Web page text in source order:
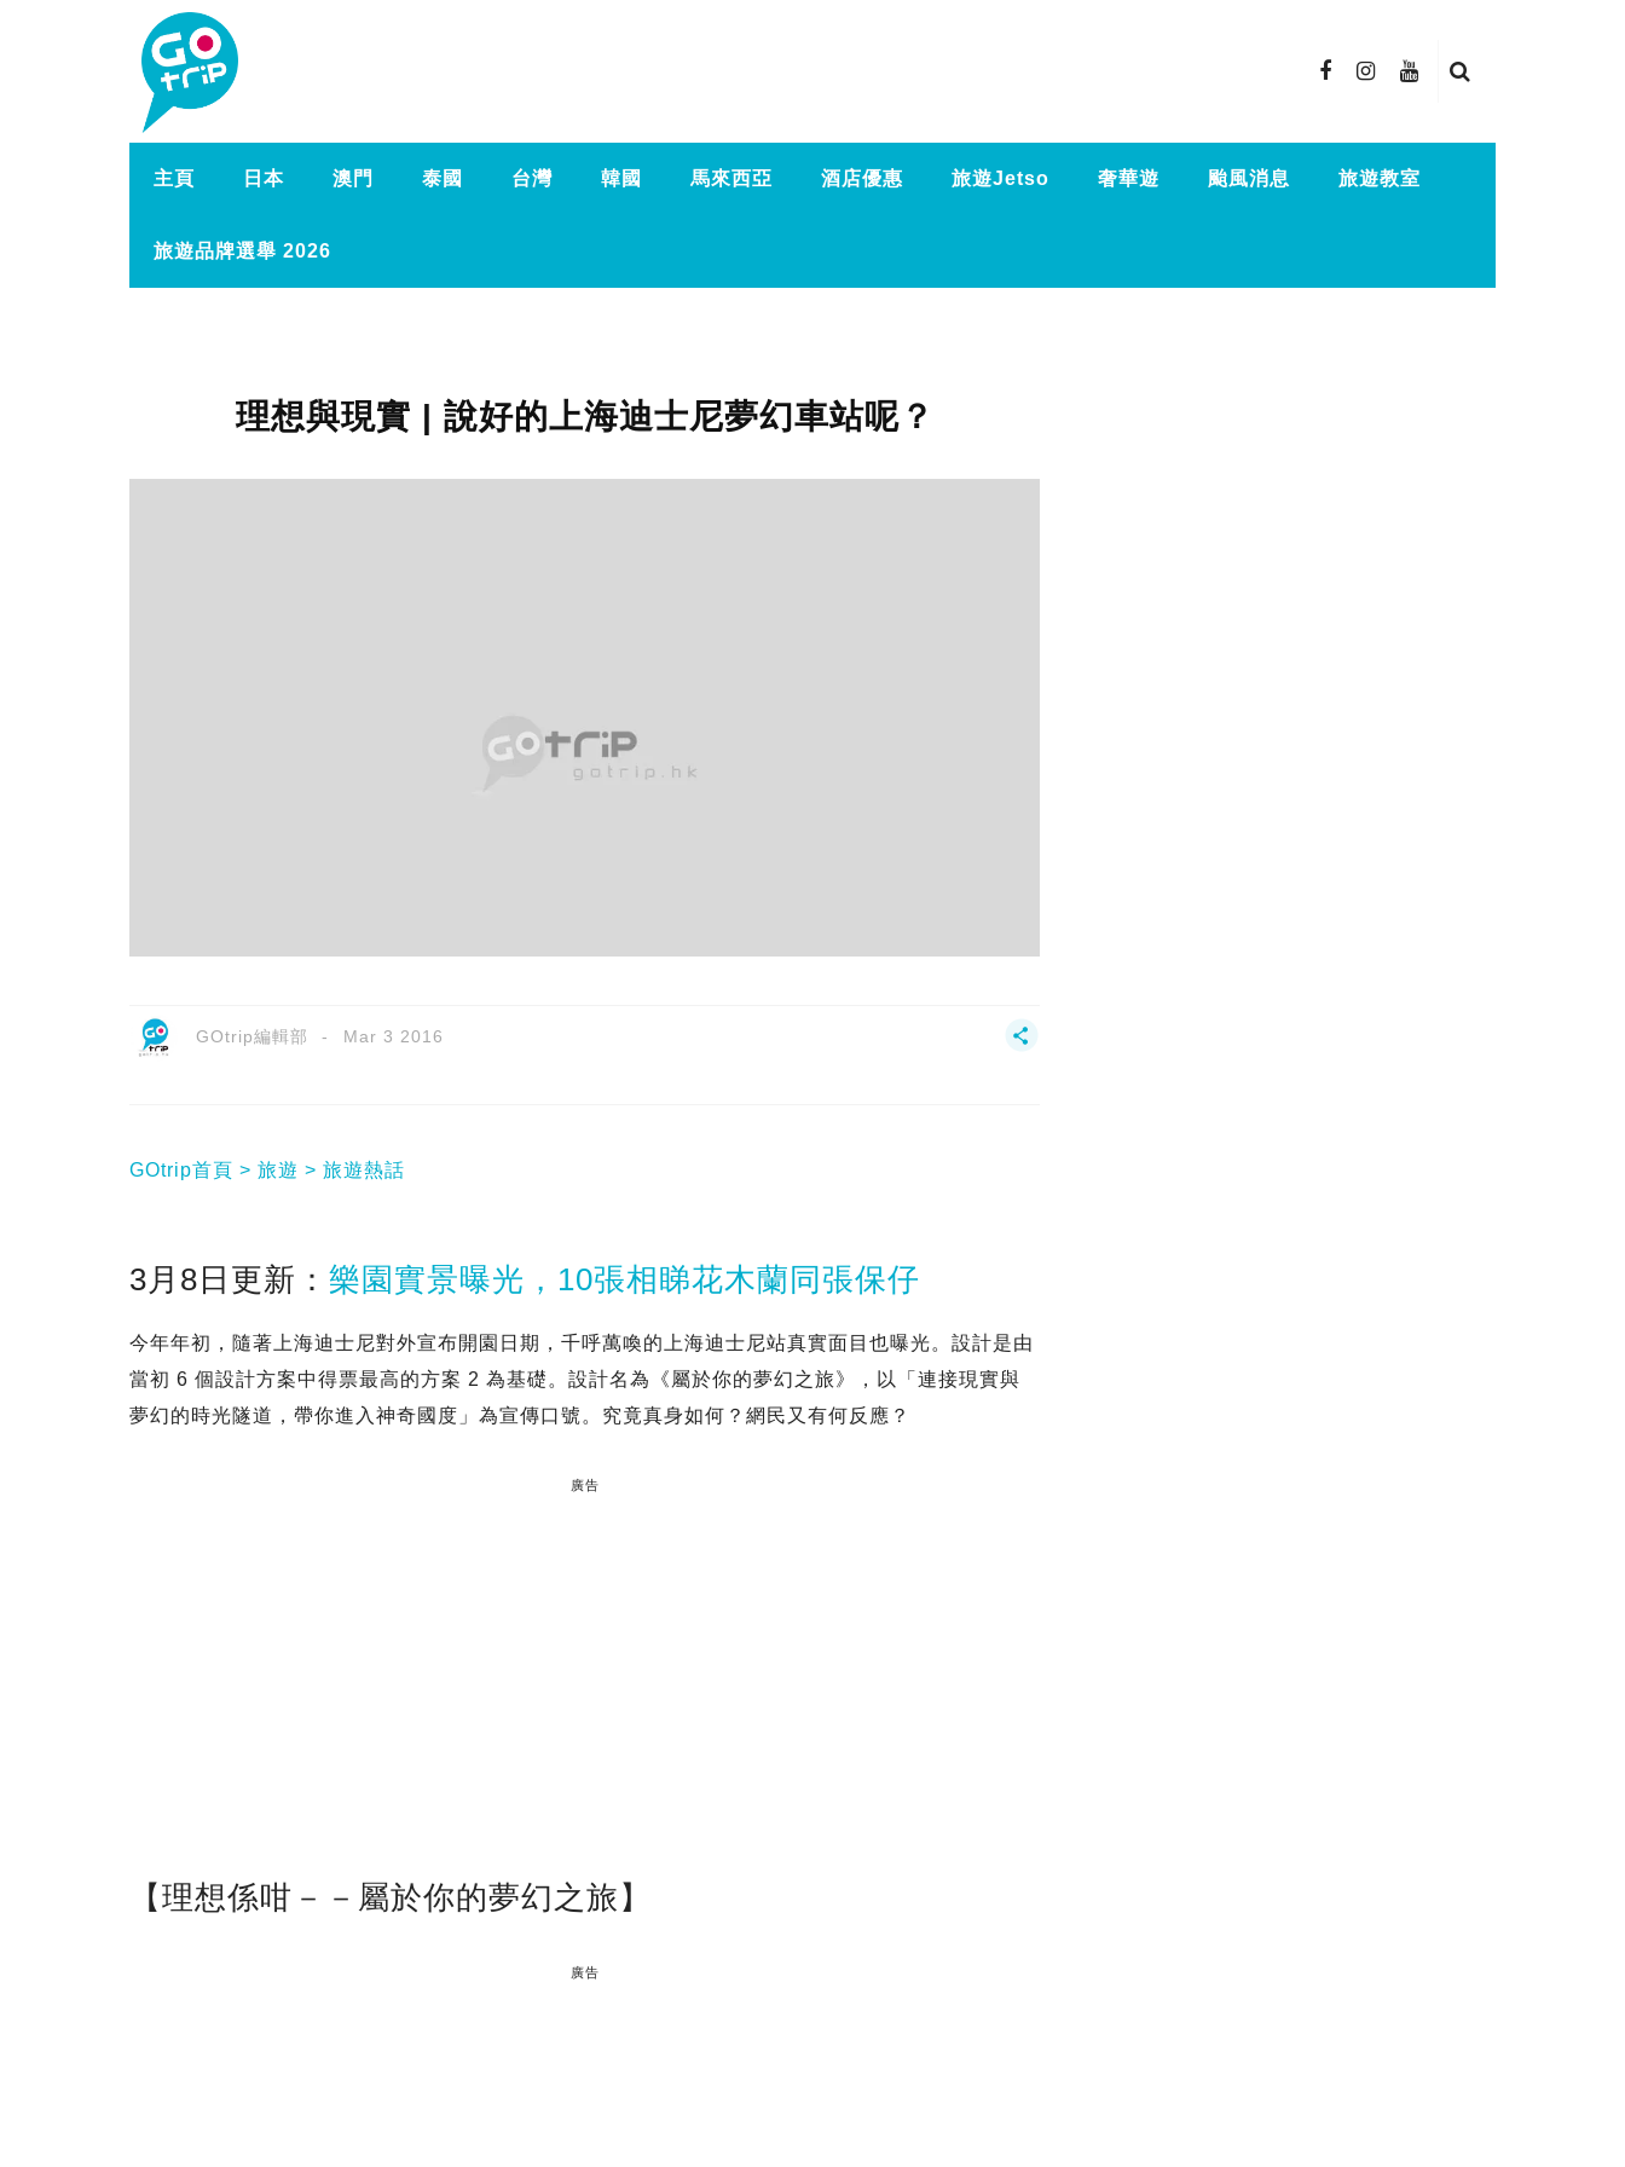
主頁 日本 澳門 泰國 台灣 韓國 馬來西亞 酒店優惠 旅遊Jetso 奢華遊 颱風消息 旅遊教室
旅遊品牌選舉 2026
理想與現實 | 說好的上海迪士尼夢幻車站呢？
GOtrip編輯部 Mar 3 2016
GOtrip首頁 旅遊 旅遊熱話
3月8日更新： 樂園實景曝光，10張相睇花木蘭同張保仔
今年年初，隨著上海迪士尼對外宣布開園日期，千呼萬喚的上海迪士尼站真實面目也曝光。設計是由
當初 6 個設計方案中得票最高的方案 2 為基礎。設計名為《屬於你的夢幻之旅》，以「連接現實與
夢幻的時光隧道，帶你進入神奇國度」為宣傳口號。究竟真身如何？網民又有何反應？
廣告
【理想係咁－－屬於你的夢幻之旅】
廣告